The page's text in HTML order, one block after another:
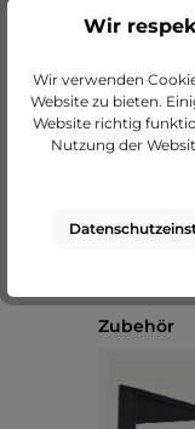
Zubehör
Wir
Wir verwenden
Website zu bieten.
Website richtig
Nutzung der